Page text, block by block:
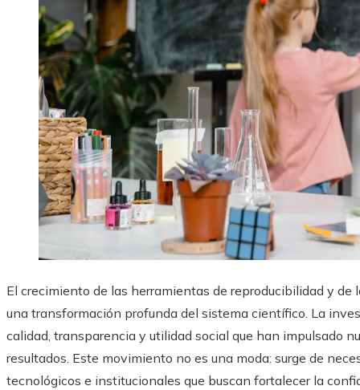
El crecimiento de las herramientas de reproducibilidad y
una transformación profunda del sistema científico. La
calidad, transparencia y utilidad social que han impulsado
resultados. Este movimiento no es una moda: surge de
tecnológicos e institucionales que buscan fortalecer la